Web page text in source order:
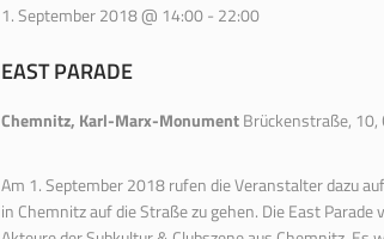
1. September 2018 @ 14:00- 22:00
EAST PARADE
Chemnitz, Karl-Marx-MonumentBrückenstraße, 10,
Am 1. September 2018 rufen die Veranstalter dazu auf
in Chemnitz auf die Straße zu gehen. Die East